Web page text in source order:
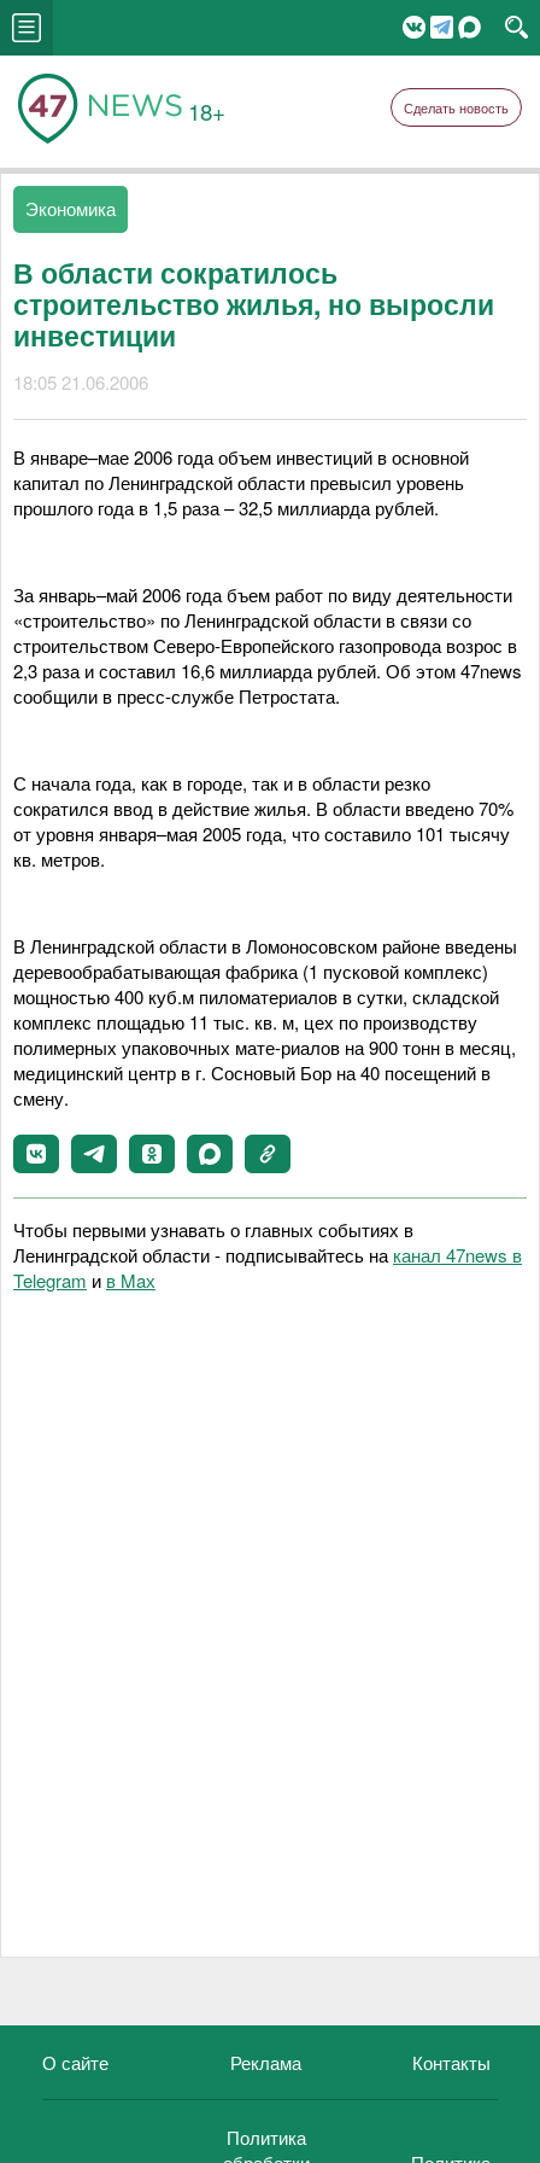
18+ Сделать новость
Экономика
В области сократилось
строительство жилья, но выросли
инвестиции
18:05 21.06.2006
В январе–мае 2006 года объем инвестиций в основной
капитал по Ленинградской области превысил уровень
прошлого года в 1,5 раза – 32,5 миллиарда рублей.
За январь–май 2006 года бъем работ по виду деятельности
«строительство» по Ленинградской области в связи со
строительством Северо-Европейского газопровода возрос в
2,3 раза и составил 16,6 миллиарда рублей. Об этом 47news
сообщили в пресс-службе Петростата.
С начала года, как в городе, так и в области резко
сократился ввод в действие жилья. В области введено 70%
от уровня января–мая 2005 года, что составило 101 тысячу
кв. метров.
В Ленинградской области в Ломоносовском районе введены
деревообрабатывающая фабрика (1 пусковой комплекс)
мощностью 400 куб.м пиломатериалов в сутки, складской
комплекс площадью 11 тыс. кв. м, цех по производству
полимерных упаковочных мате-риалов на 900 тонн в месяц,
медицинский центр в г. Сосновый Бор на 40 посещений в
смену.
Чтобы первыми узнавать о главных событиях в
Ленинградской области - подписывайтесь на канал 47news в
Telegram и в Maх
О сайте Реклама Контакты
Политика